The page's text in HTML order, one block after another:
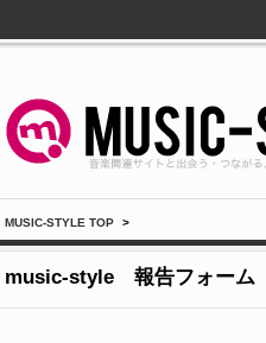
MUSIC-STYLE TOP >
music-style 報告フォーム